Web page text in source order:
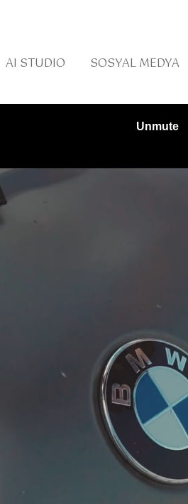
AI STUDIO SOSYAL MEDYA